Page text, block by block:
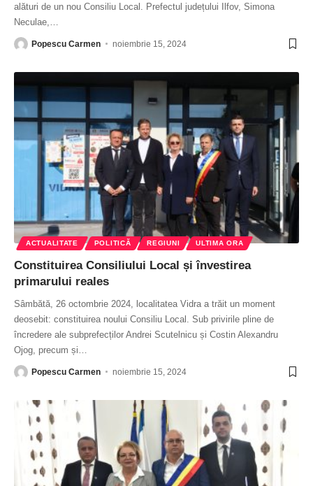
alături de un nou Consiliu Local. Prefectul județului Ilfov, Simona
Neculae,
Popescu Carmen noiembrie 15, 2024
ACTUALITATE POLITICĂ REGIUNI ULTIMA ORA
Constituirea Consiliului Local și învestirea
primarului reales
Sâmbătă, 26 octombrie 2024, localitatea Vidra a trăit un moment
deosebit: constituirea noului Consiliu Local. Sub privirile pline de
încredere ale subprefecților Andrei Scutelnicu și Costin Alexandru
Ojog, precum și
Popescu Carmen noiembrie 15, 2024